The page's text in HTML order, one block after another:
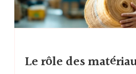
Le rôle des